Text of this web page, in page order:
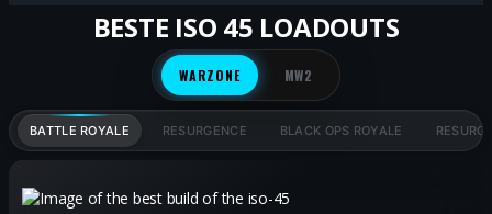
BESTE ISO 45 LOADOUTS
WARZONE MW2
BATTLE ROYALE RESURGENCE BLACK OPS ROYALE